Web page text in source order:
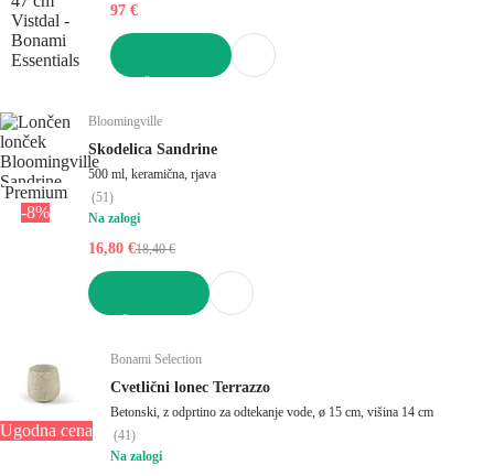
97 €
Premium
-8%
Bloomingville
Skodelica Sandrine
500 ml, keramična, rjava
(51)
Na zalogi
16,80 €18,40 €
Ugodna cena
Bonami Selection
Cvetlični lonec Terrazzo
Betonski, z odprtino za odtekanje vode, ø 15 cm, višina 14 cm
(41)
Na zalogi